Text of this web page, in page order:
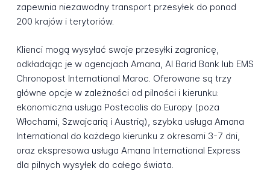
zapewnia niezawodny transport przesyłek do ponad
200 krajów i terytoriów.
Klienci mogą wysyłać swoje przesyłki zagranicę,
odkładając je w agencjach Amana, Al Barid Bank lub EMS
Chronopost International Maroc. Oferowane są trzy
główne opcje w zależności od pilności i kierunku:
ekonomiczna usługa Postecolis do Europy (poza
Włochami, Szwajcarią i Austrią), szybka usługa Amana
International do każdego kierunku z okresami 3-7 dni,
oraz ekspresowa usługa Amana International Express
dla pilnych wysyłek do całego świata.